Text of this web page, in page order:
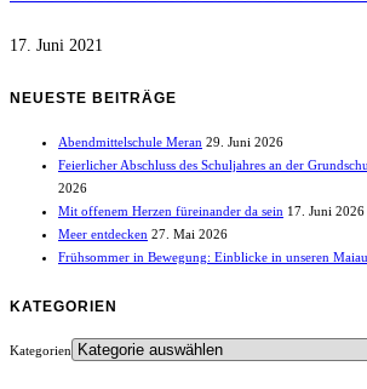
17. Juni 2021
NEUESTE BEITRÄGE
Abendmittelschule Meran 29. Juni 2026
Feierlicher Abschluss des Schuljahres an der
2026
Mit offenem Herzen füreinander da sein 17. Juni 2026
Meer entdecken 27. Mai 2026
Frühsommer in Bewegung: Einblicke in unseren
KATEGORIEN
Kategorien